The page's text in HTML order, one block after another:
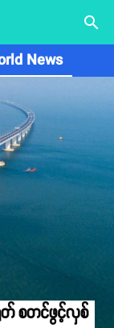
search
News
တ် စတင်ဖွင့်လှစ်